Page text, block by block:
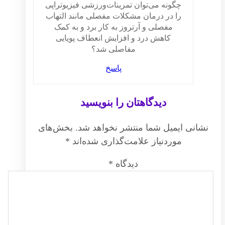
چگونه می‌توان تمرینات‌ورزشی فیزیوتراپی
را در درمان مشکلات مفصلی مانند التهاب
مفصلی و آرتروز به کار برد و به کمک
کاهش درد و افزایش انعطاف پویایی
مفاصلی شد؟
پاسخ
دیدگاهتان را بنویسید
نشانی ایمیل شما منتشر نخواهد شد. بخش‌های
موردنیاز علامت‌گذاری شده‌اند *
دیدگاه *